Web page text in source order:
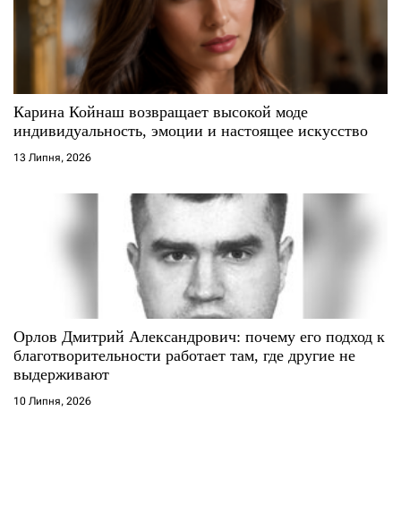
Карина Койнаш возвращает высокой моде
индивидуальность, эмоции и настоящее искусство
13 Липня, 2026
Орлов Дмитрий Александрович: почему его подход к
благотворительности работает там, где другие не
выдерживают
10 Липня, 2026